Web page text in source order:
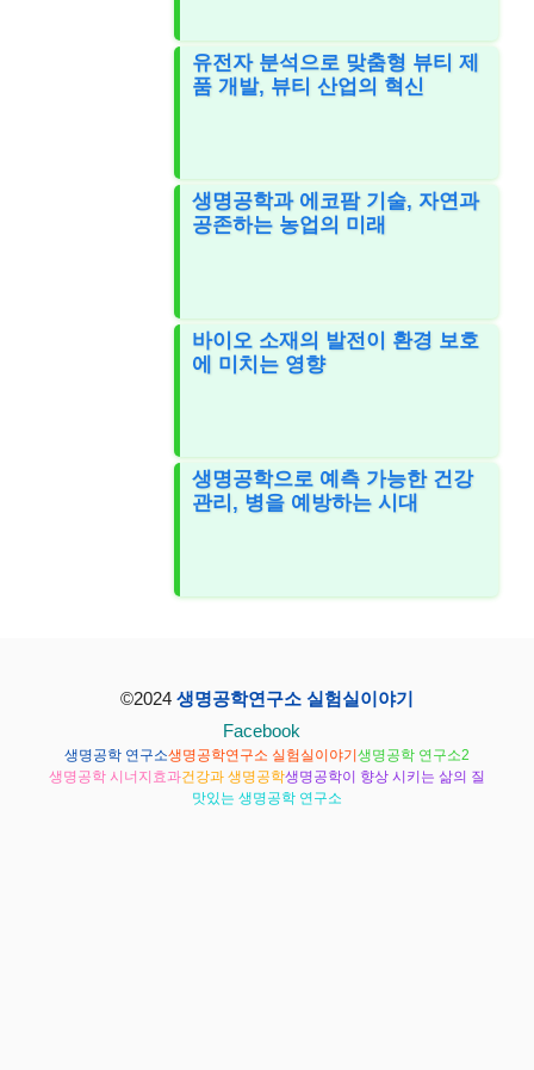
유전자 분석으로 맞춤형 뷰티 제
품 개발, 뷰티 산업의 혁신
생명공학과 에코팜 기술, 자연과
공존하는 농업의 미래
바이오 소재의 발전이 환경 보호
에 미치는 영향
생명공학으로 예측 가능한 건강
관리, 병을 예방하는 시대
©2024 생명공학연구소 실험실이야기
Facebook
생명공학 연구소생명공학연구소 실험실이야기생명공학 연구소2
생명공학 시너지효과건강과 생명공학생명공학이 향상 시키는 삶의 질
맛있는 생명공학 연구소